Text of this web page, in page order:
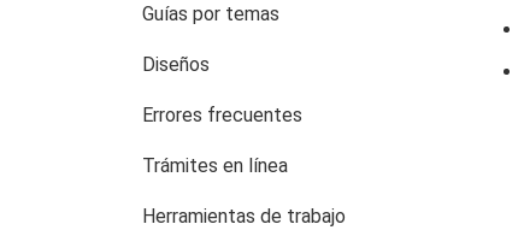
Guías por temas
Diseños
Errores frecuentes
Trámites en línea
Herramientas de trabajo